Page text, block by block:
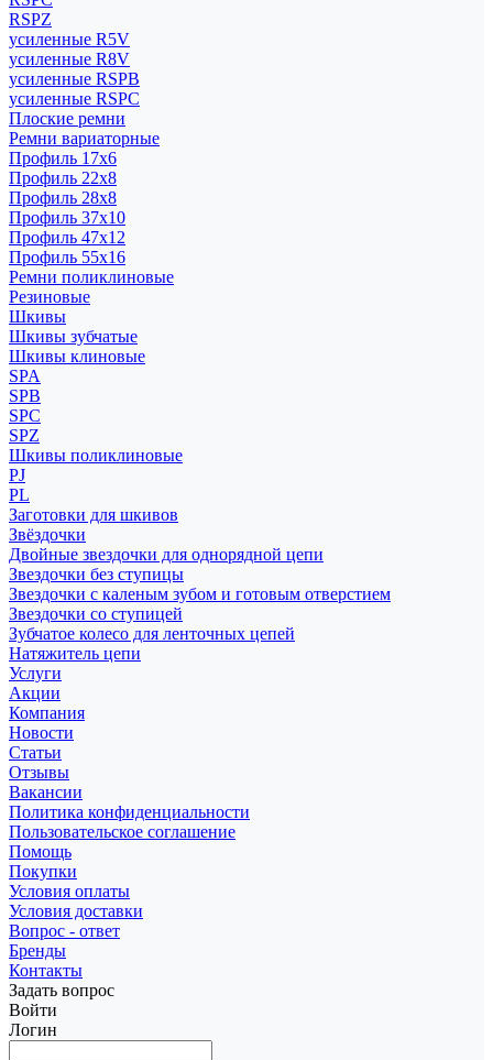
RSPZ
усиленные R5V
усиленные R8V
усиленные RSPB
усиленные RSPC
Плоские ремни
Ремни вариаторные
Профиль 17x6
Профиль 22x8
Профиль 28x8
Профиль 37x10
Профиль 47x12
Профиль 55x16
Ремни поликлиновые
Резиновые
Шкивы
Шкивы зубчатые
Шкивы клиновые
SPA
SPB
SPC
SPZ
Шкивы поликлиновые
PJ
PL
Заготовки для шкивов
Звёздочки
Двойные звездочки для однорядной цепи
Звездочки без ступицы
Звездочки с каленым зубом и готовым отверстием
Звездочки со ступицей
Зубчатое колесо для ленточных цепей
Натяжитель цепи
Услуги
Акции
Компания
Новости
Статьи
Отзывы
Вакансии
Политика конфиденциальности
Пользовательское соглашение
Помощь
Покупки
Условия оплаты
Условия доставки
Вопрос - ответ
Бренды
Контакты
Задать вопрос
Войти
Логин